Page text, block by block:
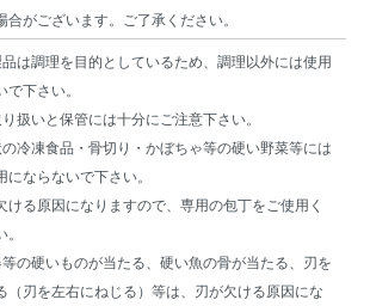
合がございます。ご了承ください。
は調理を目的としているため、調理以外には使用
で下さい。
扱いと保管には十分にご注意下さい。
冷凍食品・骨切り・かぼちゃ等の硬い野菜等には
にならないで下さい。
ける原因になりますので、専用の包丁をご使用く
の硬いものが当たる、硬い魚の骨が当たる、刃を
（刃を左右にねじる）等は、刃が欠ける原因にな